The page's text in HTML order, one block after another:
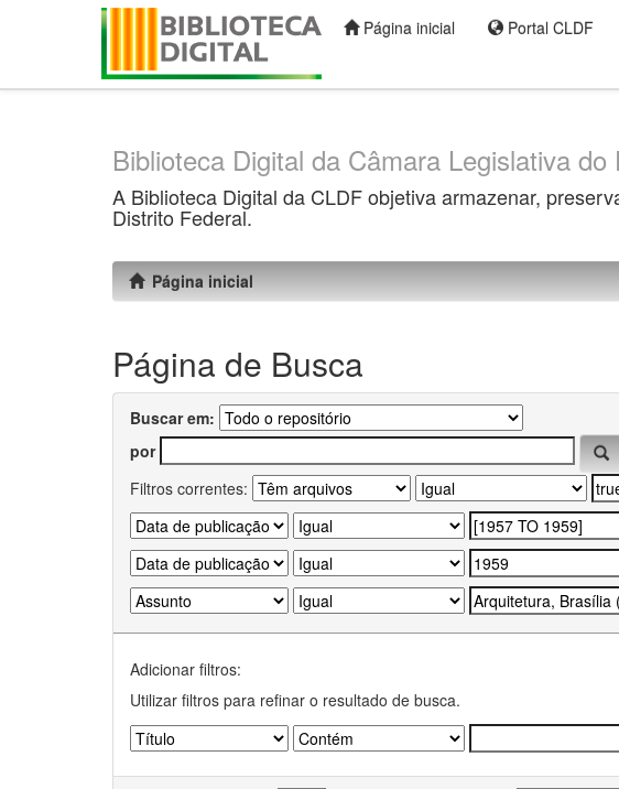
Página inicial Portal CLDF
Biblioteca Digital da Câmara Legislativa do
A Biblioteca Digital da CLDF objetiva armazenar,
Distrito Federal.
Página inicial
Página de Busca
Buscar em:
por
Filtros correntes:
Adicionar filtros:
Utilizar filtros para refinar o resultado de busca.